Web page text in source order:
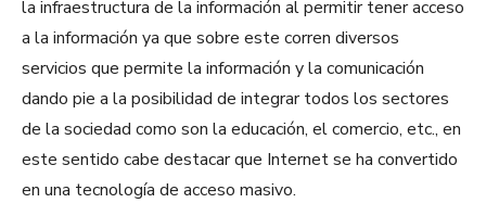
la infraestructura de la información al permitir tener acceso
a la información ya que sobre este corren diversos
servicios que permite la información y la comunicación
dando pie a la posibilidad de integrar todos los sectores
de la sociedad como son la educación, el comercio, etc., en
este sentido cabe destacar que Internet se ha convertido
en una tecnología de acceso masivo.